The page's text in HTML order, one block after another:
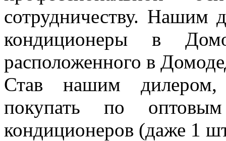
сотрудничеству. Нашим
кондиционеры в
расположенного в
Став нашим
покупать по
кондиционеров (даже 1